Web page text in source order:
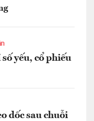
yếu, cổ phiếu
dốc sau chuỗi